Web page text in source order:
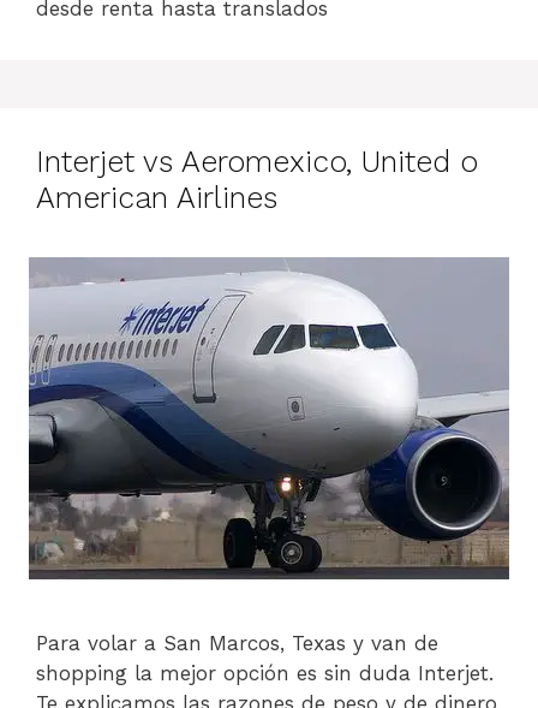
desde renta hasta translados
Interjet vs Aeromexico, United o
American Airlines
Para volar a San Marcos, Texas y van de
shopping la mejor opción es sin duda Interjet.
Te explicamos las razones de peso y de dinero